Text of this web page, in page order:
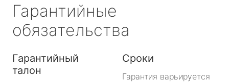
Гарантийные
обязательства
Гарантийный
талон
Сроки
Гарантия варьируется